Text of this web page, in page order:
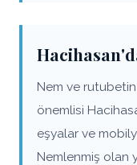
Nem ve
önemlisi
eşyalar ve
Nemlenmiş olan